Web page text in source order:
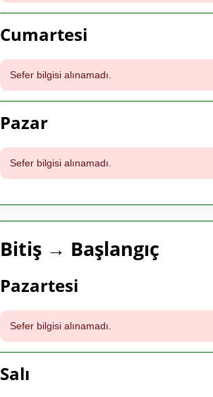
Cumartesi
Sefer bilgisi alınamadı.
Pazar
Sefer bilgisi alınamadı.
Bitiş → Başlangıç
Pazartesi
Sefer bilgisi alınamadı.
Salı